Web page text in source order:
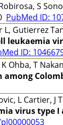
S
PubMed ID:
Gutierrez
leukaemia
ID:
Ohba, T
L Cartier, J
virus type